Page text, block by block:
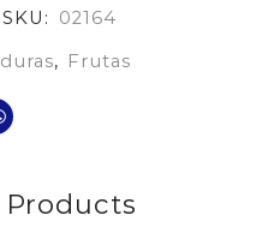
SKU:
02164
, Frutas